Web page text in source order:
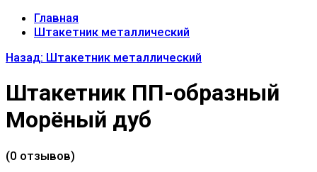
Главная
Штакетник металлический
Назад: Штакетник металлический
Штакетник ПП-образный
Морёный дуб
(0 отзывов)